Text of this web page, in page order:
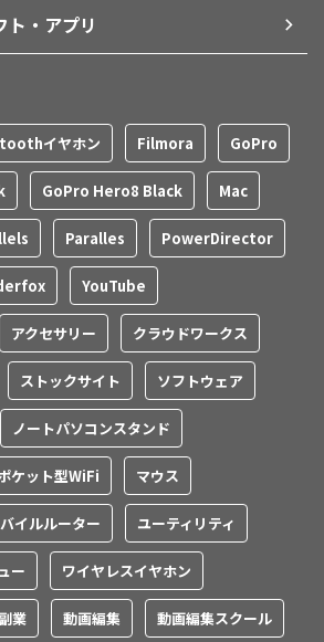
ト・アプリ
イヤホン Filmora GoPro
GoPro Hero8 Black Mac
Paralles PowerDirector
YouTube
アクセサリー クラウドワークス
ストックサイト ソフトウェア
ノートパソコンスタンド
ケット型WiFi マウス
イルルーター ユーティリティ
ー ワイヤレスイヤホン
業 動画編集 動画編集スクール